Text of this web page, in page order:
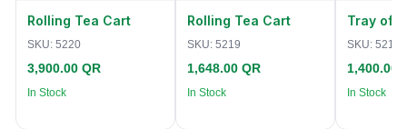
Rolling Tea Cart
SKU: 5220
3,900.00 QR
In Stock
Rolling Tea Cart
SKU: 5219
1,648.00 QR
In Stock
Tray of
SKU: 5218
1,400.00
In Stock